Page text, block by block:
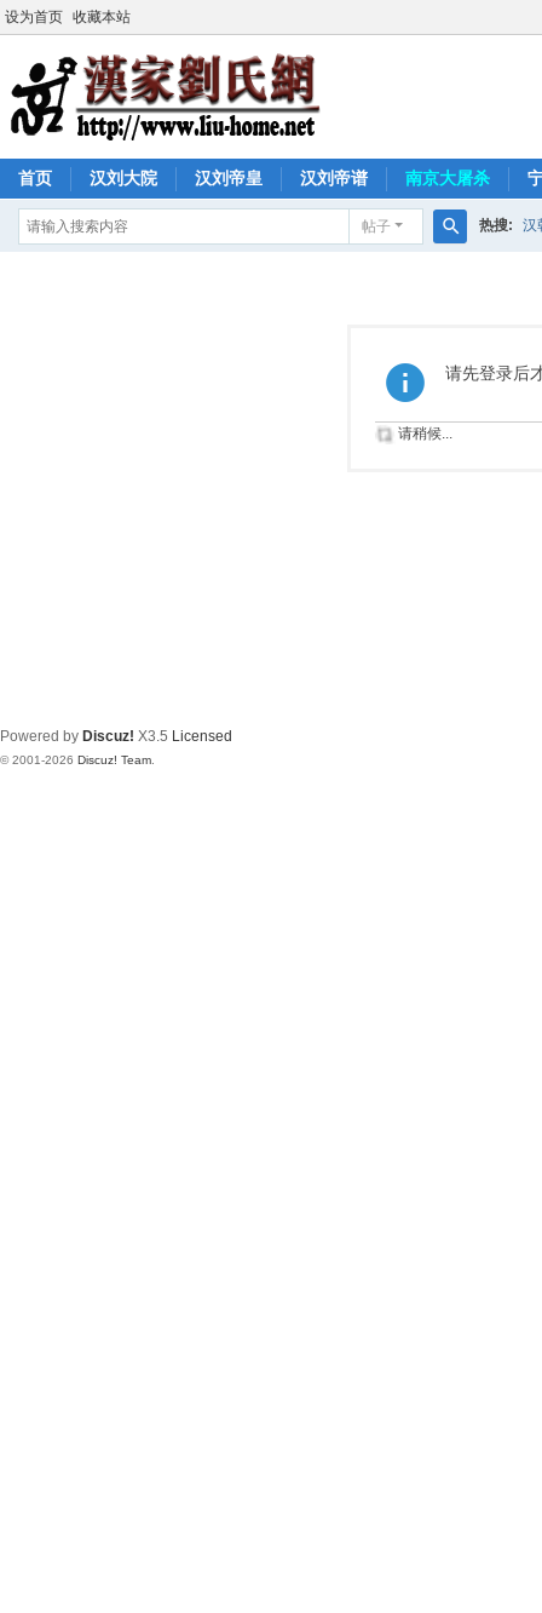
设为首页 收藏本站
首页 汉刘大院 汉刘帝皇 汉刘帝谱 南京大屠杀
帖子 热搜: 汉
请先登录后
请稍候...
Powered by Discuz! X3.5 Licensed
© 2001-2026 Discuz! Team